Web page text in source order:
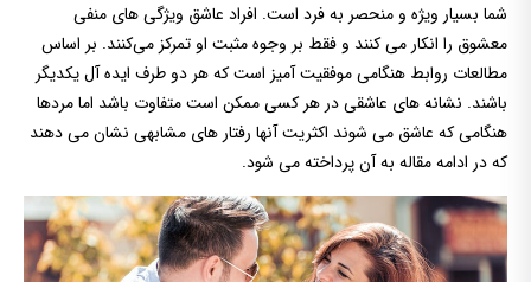
شما بسیار ویژه و منحصر به فرد است. افراد عاشق ویژگی های منفی
معشوق را انکار می کنند و فقط بر وجوه مثبت او تمرکز می‌کنند. بر اساس
مطالعات روابط هنگامی موفقیت آمیز است که هر دو طرف ایده آل یکدیگر
باشند. نشانه های عاشقی در هر کسی ممکن است متفاوت باشد اما مردها
هنگامی که عاشق می شوند اکثریت آنها رفتار های مشابهی نشان می دهند
که در ادامه مقاله به آن پرداخته می شود.